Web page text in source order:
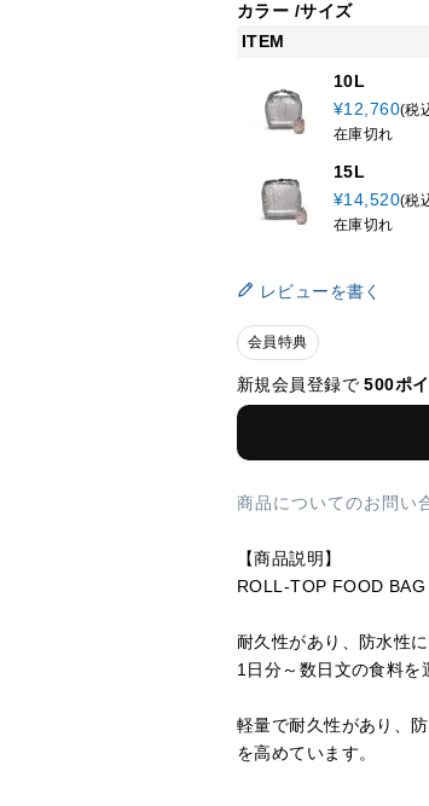
カラー サイズ
ITEM
10L
¥12,760 税
在庫切れ
15L
¥14,520 税
在庫切れ
レビューを書く
会員特典
新規会員登録で500ポ
商品についてのお問い
【商品説明】
ROLL-TOP FOOD
耐久性があり、防水性
1日分～数日文の食料を
軽量で耐久性があり、
を高めています。